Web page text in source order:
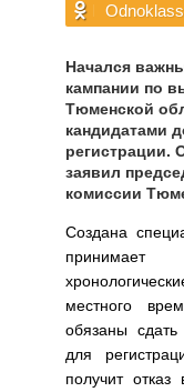
Начался
кампании по
Тюменской
кандидатами
регистрации.
заявил
комиссии
Создана
принимает
местного
обязаны
для
получит